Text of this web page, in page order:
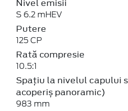
Nivel emisii
S 6.2 mHEV
Putere
125 CP
Rată compresie
10.5:1
Spațiu la nivelul capului
acoperiș panoramic)
983 mm